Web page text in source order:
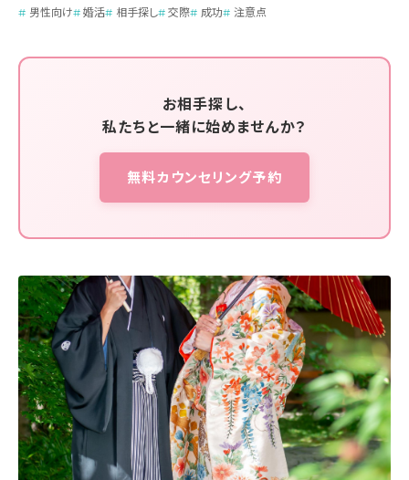
男性向け 婚活 相手探し 交際 成功 注意点
お相手探し、
私たちと一緒に始めませんか？
無料カウンセリング予約